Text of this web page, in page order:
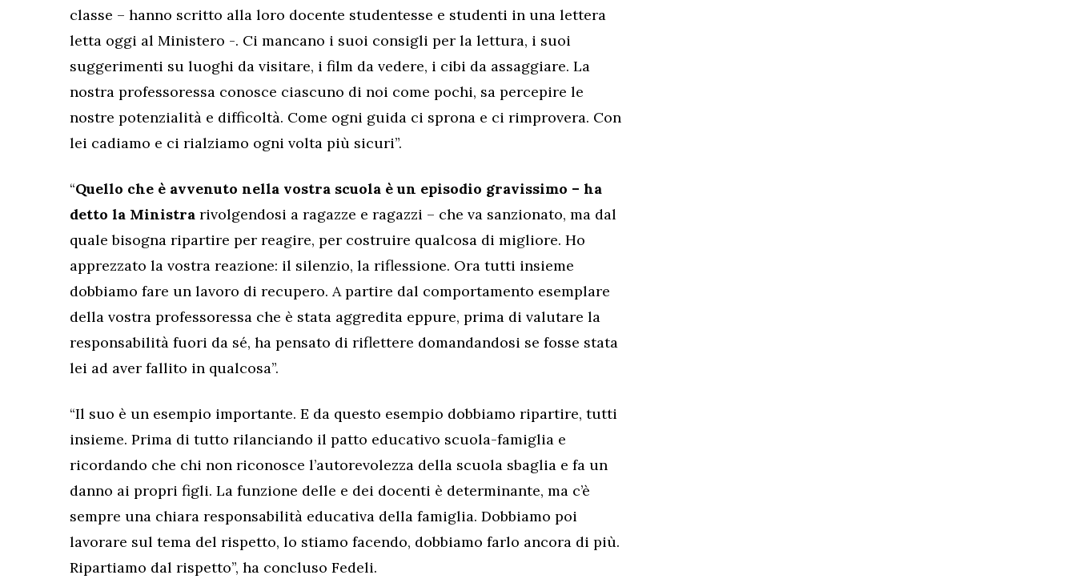
classe – hanno scritto alla loro docente studentesse e studenti in una lettera
letta oggi al Ministero -. Ci mancano i suoi consigli per la lettura, i suoi
suggerimenti su luoghi da visitare, i film da vedere, i cibi da assaggiare. La
nostra professoressa conosce ciascuno di noi come pochi, sa percepire le
nostre potenzialità e difficoltà. Come ogni guida ci sprona e ci rimprovera. Con
lei cadiamo e ci rialziamo ogni volta più sicuri”.
“Quello che è avvenuto nella vostra scuola è un episodio gravissimo – ha
detto la Ministra rivolgendosi a ragazze e ragazzi – che va sanzionato, ma dal
quale bisogna ripartire per reagire, per costruire qualcosa di migliore. Ho
apprezzato la vostra reazione: il silenzio, la riflessione. Ora tutti insieme
dobbiamo fare un lavoro di recupero. A partire dal comportamento esemplare
della vostra professoressa che è stata aggredita eppure, prima di valutare la
responsabilità fuori da sé, ha pensato di riflettere domandandosi se fosse stata
lei ad aver fallito in qualcosa”.
“Il suo è un esempio importante. E da questo esempio dobbiamo ripartire, tutti
insieme. Prima di tutto rilanciando il patto educativo scuola-famiglia e
ricordando che chi non riconosce l’autorevolezza della scuola sbaglia e fa un
danno ai propri figli. La funzione delle e dei docenti è determinante, ma c’è
sempre una chiara responsabilità educativa della famiglia. Dobbiamo poi
lavorare sul tema del rispetto, lo stiamo facendo, dobbiamo farlo ancora di più.
Ripartiamo dal rispetto”, ha concluso Fedeli.